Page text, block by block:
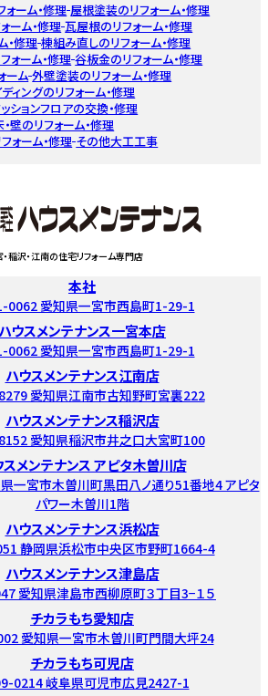
ォーム・修理 屋根塗装のリフォーム・修理
ーム・修理 瓦屋根のリフォーム・修理
・修理 棟組み直しのリフォーム・修理
ォーム・修理 谷板金のリフォーム・修理
ーム 外壁塗装のリフォーム・修理
ィングのリフォーム・修理
ションフロアの交換・修理
壁のリフォーム・修理
ォーム・修理 その他大工工事
稲沢・江南の住宅リフォーム専門店
本社
0062 愛知県一宮市西島町1-29-1
ハウスメンテナンス一宮本店
0062 愛知県一宮市西島町1-29-1
ハウスメンテナンス江南店
愛知県江南市古知野町宮裏222
ハウスメンテナンス稲沢店
愛知県稲沢市井之口大宮町100
スメンテナンス アピタ木曽川店
一宮市木曽川町黒田八ノ通り51番地4 アピタ
パワー木曽川1階
ハウスメンテナンス浜松店
静岡県浜松市中央区市野町1664-4
ハウスメンテナンス津島店
愛知県津島市西柳原町３丁目3−１５
チカラもち愛知店
愛知県一宮市木曽川町門間大坪24
チカラもち可児店
0214 岐阜県可児市広見2427-1